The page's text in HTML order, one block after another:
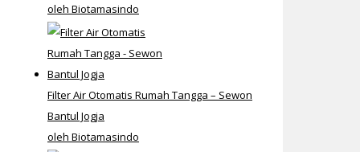
oleh Biotamasindo
Filter Air Otomatis Rumah Tangga – Sewon
Bantul Jogja
oleh Biotamasindo